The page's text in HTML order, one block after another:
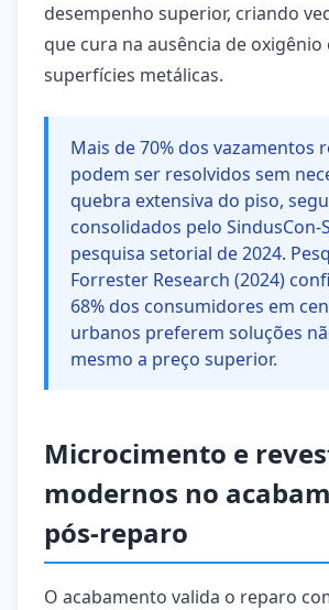
desempenho superior, criando
que cura na ausência de
superfícies metálicas.
Mais de 70% dos vazamentos
podem ser resolvidos sem
quebra extensiva do piso,
consolidados pelo SindusCon-
pesquisa setorial de 2024.
Forrester Research (2024)
68% dos consumidores em
urbanos preferem soluções
mesmo a preço superior.
Microcimento e
modernos no
pós-reparo
O acabamento valida o reparo